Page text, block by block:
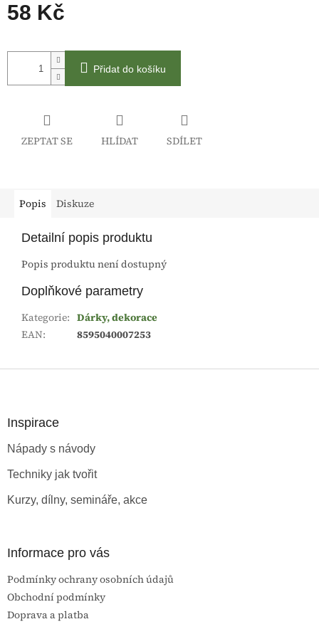
58 Kč
cena:
Přidat do košíku
ZEPTAT SE HLÍDAT SDÍLET
Popis Diskuze
Detailní popis produktu
Popis produktu není dostupný
Doplňkové parametry
Kategorie: Dárky, dekorace
EAN: 8595040007253
Inspirace
Nápady s návody
Techniky jak tvořit
Kurzy, dílny, semináře, akce
Informace pro vás
Podmínky ochrany osobních údajů
Obchodní podmínky
Doprava a platba